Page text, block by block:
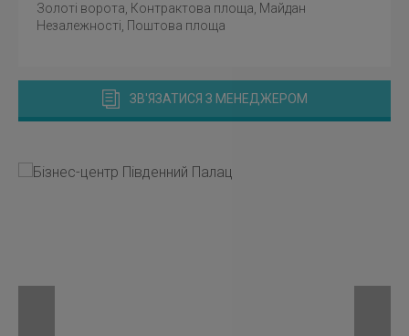
Золоті ворота, Контрактова площа, Майдан
Незалежності, Поштова площа
ЗВ'ЯЗАТИСЯ З МЕНЕДЖЕРОМ